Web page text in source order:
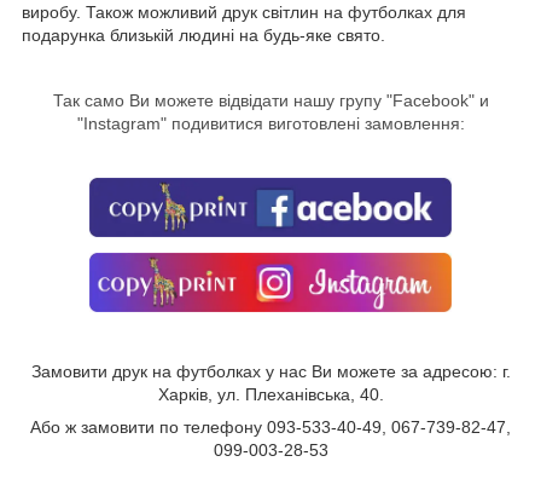
виробу. Також можливий друк світлин на футболках для
подарунка близькій людині на будь-яке свято.
Так само Ви можете відвідати нашу групу "Facebook" и
"Instagram" подивитися виготовлені замовлення:
Замовити друк на футболках у нас Ви можете за адресою: г.
Харків, ул. Плеханівська, 40.
Або ж замовити по телефону 093-533-40-49, 067-739-82-47,
099-003-28-53